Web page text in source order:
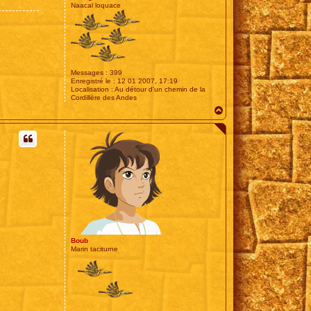
Naacal loquace
Messages : 399
Enregistré le : 12 01 2007, 17:19
Localisation : Au détour d'un chemin de la
Cordillère des Andes
a
u
Boub
Marin taciturne